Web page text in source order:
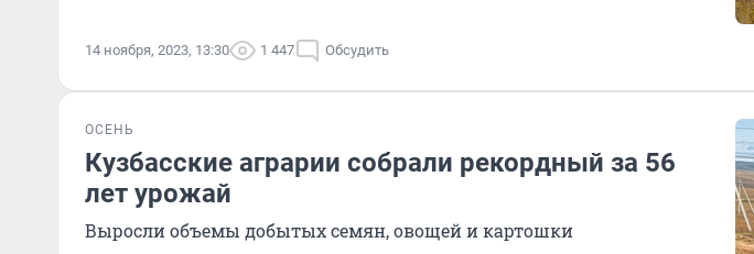
14 ноября, 2023, 13:30 1 447 Обсудить
ОСЕНЬ
Кузбасские аграрии собрали рекордный за 56
лет урожай
Выросли объемы добытых семян, овощей и картошки